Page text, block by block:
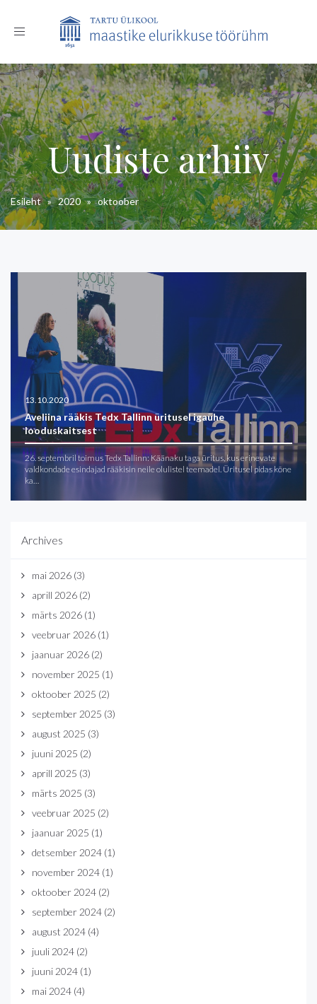
Toggle
Uudiste arhiiv
Esileht»2020»oktoober
13.10.2020
Aveliina rääkis Tedx Tallinn üritusel igaühe
looduskaitsest
26. septembril toimus Tedx Tallinn: Käänaku taga üritus, kus erinevate
valdkondade esindajad rääkisin neile olulistel teemadel. Üritusel pidas kõne
ka…
Archives
mai 2026 (3)
aprill 2026 (2)
märts 2026 (1)
veebruar 2026 (1)
jaanuar 2026 (2)
november 2025 (1)
oktoober 2025 (2)
september 2025 (3)
august 2025 (3)
juuni 2025 (2)
aprill 2025 (3)
märts 2025 (3)
veebruar 2025 (2)
jaanuar 2025 (1)
detsember 2024 (1)
november 2024 (1)
oktoober 2024 (2)
september 2024 (2)
august 2024 (4)
juuli 2024 (2)
juuni 2024 (1)
mai 2024 (4)